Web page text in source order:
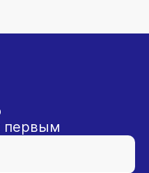
первым